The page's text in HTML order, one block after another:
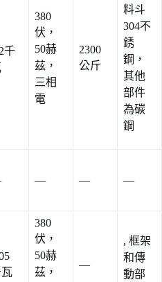
千
380
伏，
50赫
茲，
三相
電
2300
公斤
料斗
304不
銹
鋼，
其他
部件
為碳
鋼
— — —
380
伏，
50赫
茲，
—
, 框架
和傳
動部